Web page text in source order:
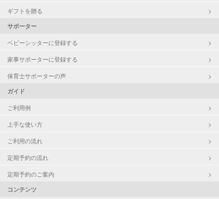
ギフトを贈る
サポーター
ベビーシッターに登録する
家事サポーターに登録する
保育士サポーターの声
ガイド
ご利用例
上手な使い方
ご利用の流れ
定期予約の流れ
定期予約のご案内
コンテンツ